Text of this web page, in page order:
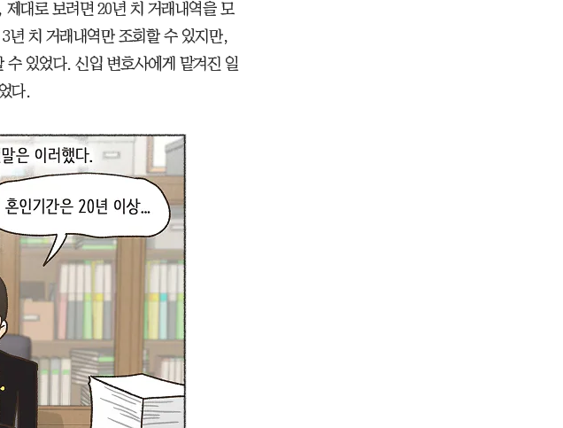
대로 보려면 20년 치 거래내역을 모
년 치 거래내역만 조회할 수 있지만,
수 있었다. 신입 변호사에게 맡겨진 일
다.